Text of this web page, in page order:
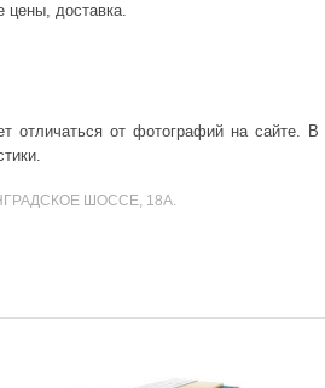
цены, доставка.
отличаться от фотографий на сайте. В
ШОССЕ, 18А.